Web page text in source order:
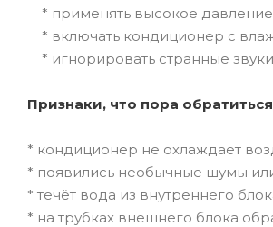
* применять высокое
* включать кондиционер с
* игнорировать странные
Признаки, что пора
* кондиционер не охлаждает
* появились необычные шумы
* течёт вода из внутреннего
* на трубках внешнего блока